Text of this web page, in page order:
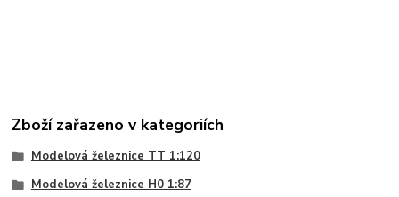
Zboží zařazeno v kategoriích
Modelová železnice TT 1:120
Modelová železnice H0 1:87